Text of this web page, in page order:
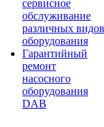
сервисное
обслуживание
различных видов
оборудования
Гарантийный
ремонт
насосного
оборудования
DAB